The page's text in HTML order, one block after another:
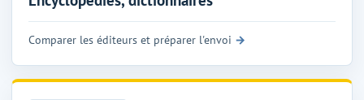
Comparer les éditeurs et préparer l'envoi